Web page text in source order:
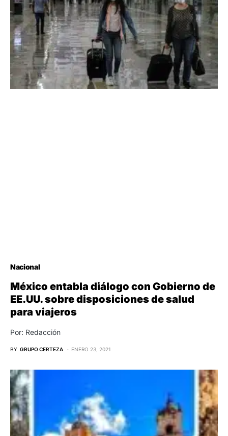
Nacional
México entabla diálogo con Gobierno de
EE.UU. sobre disposiciones de salud
para viajeros
Por: Redacción
BY GRUPO CERTEZA ENERO 23, 2021